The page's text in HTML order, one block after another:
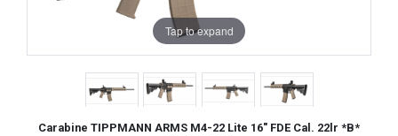
Tap to expand
Carabine TIPPMANN ARMS M4-22 Lite 16" FDE Cal. 22lr *B*